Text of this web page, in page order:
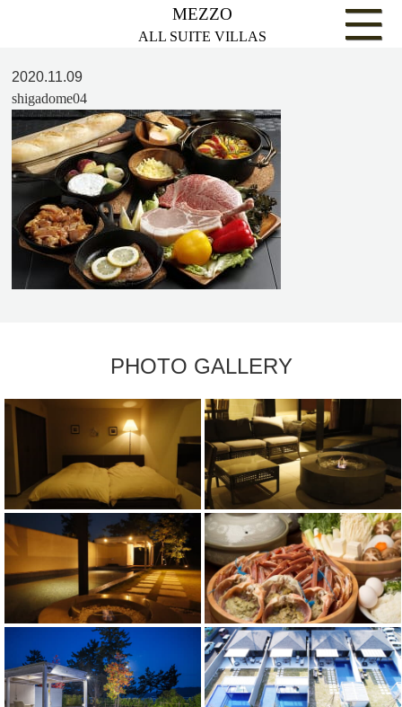
MEZZO
ALL SUITE VILLAS
2020.11.09
shigadome04
PHOTO GALLERY